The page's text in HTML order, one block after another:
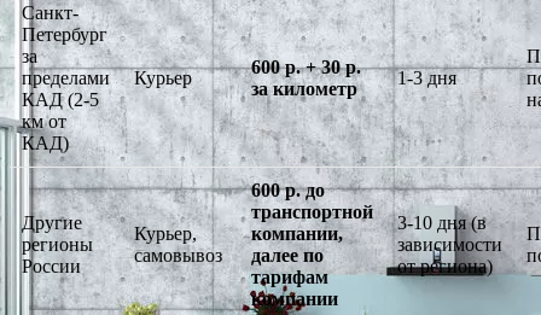
Санкт-
Петербург
за
пределами
КАД (2-5
км от
КАД)
Курьер
600 р. + 30 р.
за километр
1-3 дня
Другие
регионы
России
Курьер,
самовывоз
600 р. до
транспортной
компании,
далее по
тарифам
компании
3-10 дня (в
зависимости
от региона)